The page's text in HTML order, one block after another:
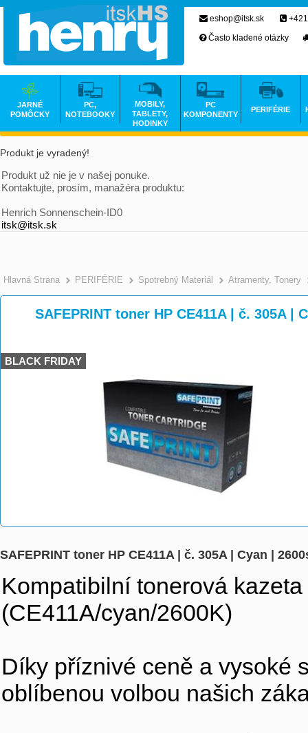
Produkt je vyradený!
Produkt už nie je v našej ponuke.
Kontaktujte, prosím, manažéra produktu:
Henrich Sonnenschein-ID0
itsk@itsk.sk
Hlavná Strana >
PERIFÉRIE >
Spotrebný Materiál >
Atramenty, Tonery
SAFEPRINT toner HP CE411A | č. 305A |
BLACK FRIDAY
SAFEPRINT toner HP CE411A | č. 305A | Cyan |
Kompatibilní tonerová
(CE411A/cyan/2600K)
Díky příznivé ceně a vysoké
oblíbenou volbou našich
eshop@itsk.sk
Často kladené otázky
JARNÉ
POMÔCKY
PC,
NOTEBOOKY
MOBILY,
TABLETY,
HODINKY
PC
KOMPONENTY
PERIFÉRIE